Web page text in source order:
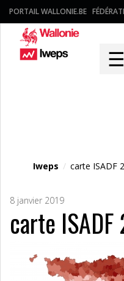
PORTAIL WALLONIE.BE
☰
Iweps / carte ISADF
8 janvier 2019
carte